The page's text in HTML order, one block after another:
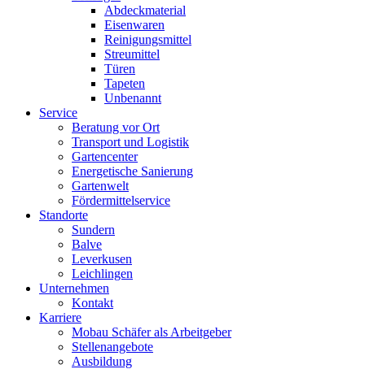
Abdeckmaterial
Eisenwaren
Reinigungsmittel
Streumittel
Türen
Tapeten
Unbenannt
Service
Beratung vor Ort
Transport und Logistik
Gartencenter
Energetische Sanierung
Gartenwelt
Fördermittelservice
Standorte
Sundern
Balve
Leverkusen
Leichlingen
Unternehmen
Kontakt
Karriere
Mobau Schäfer als Arbeitgeber
Stellenangebote
Ausbildung